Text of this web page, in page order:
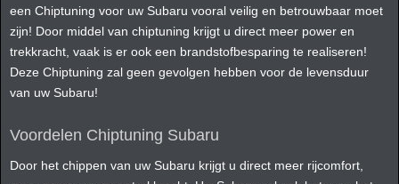
een Chiptuning voor uw Subaru vooral veilig en betrouwbaar moet
zijn! Door middel van chiptuning krijgt u direct meer power en
trekkracht, vaak is er ook een brandstofbesparing te realiseren!
Deze Chiptuning zal geen gevolgen hebben voor de levensduur
van uw Subaru!
Voordelen Chiptuning Subaru
Door het chippen van uw Subaru krijgt u direct meer rijcomfort,